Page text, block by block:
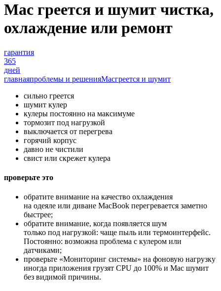
Mac греется и шумит чистка,
охлаждение или ремонт
гарантия
365
дней
главнаяпроблемы и решенияMacгреется и шумит
сильно греется
шумит кулер
кулеры постоянно на максимуме
тормозит под нагрузкой
выключается от перегрева
горячий корпус
давно не чистили
свист или скрежет кулера
проверьте это
обратите внимание на качество охлаждения
на одеяле или диване MacBook перегревается заметно
быстрее;
обратите внимание, когда появляется шум
только под нагрузкой: чаще пыль или термоинтерфейс.
Постоянно: возможна проблема с кулером или
датчиками;
проверьте «Мониторинг системы» на фоновую нагрузку
иногда приложения грузят CPU до 100% и Mac шумит
без видимой причины.